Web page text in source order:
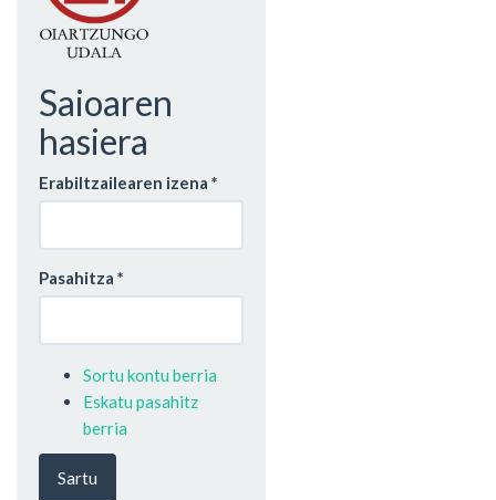
Saioaren
hasiera
Erabiltzailearen izena *
Pasahitza *
Sortu kontu berria
Eskatu pasahitz
berria
Sartu